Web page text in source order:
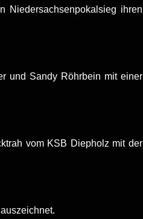
Niedersachsenpokalsieg ihren
und Sandy Röhrbein mit einer
vom KSB Diepholz mit der